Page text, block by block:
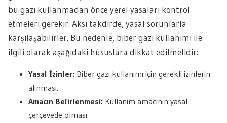
bu gazı kullanmadan önce yerel yasaları kontrol
etmeleri gerekir. Aksi takdirde, yasal sorunlarla
karşılaşabilirler. Bu nedenle, biber gazı kullanımı ile
ilgili olarak aşağıdaki hususlara dikkat edilmelidir:
Yasal İzinler: Biber gazı kullanımı için gerekli izinlerin
alınması.
Amacın Belirlenmesi: Kullanım amacının yasal
çerçevede olması.